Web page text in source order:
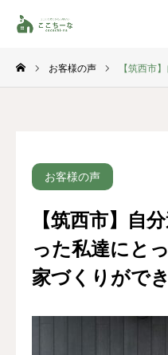
お客様の声 【筑西市】自分
お客様の声
【筑西市】自
った私達にと
家づくりがで
LINE登録
HOME
コンセプト